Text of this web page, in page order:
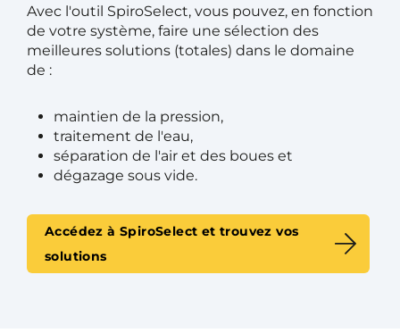
Avec l'outil SpiroSelect, vous pouvez, en fonction
de votre système, faire une sélection des
meilleures solutions (totales) dans le domaine
de :
maintien de la pression,
traitement de l'eau,
séparation de l'air et des boues et
dégazage sous vide.
Accédez à SpiroSelect et trouvez vos
solutions